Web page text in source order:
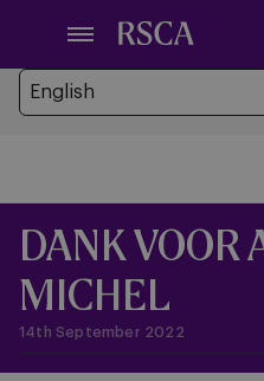
hoofdinhoud
Looking for another
You’re currently browsing the
DANK VOOR
MICHEL
14th September 2022